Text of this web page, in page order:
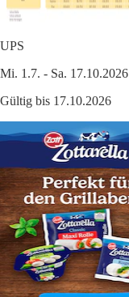
UPS
Mi. 1.7. - Sa. 17.10.2026
Gültig bis 17.10.2026